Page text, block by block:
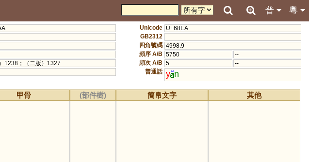
粵
普
1238；（二版）1327
Unicode U+68EA
GB2312
四角號碼 4998.9
頻序 A/B 5750
--
頻次 A/B 5
--
普通話 y n
甲骨 (部件樹) 簡帛文字 其他